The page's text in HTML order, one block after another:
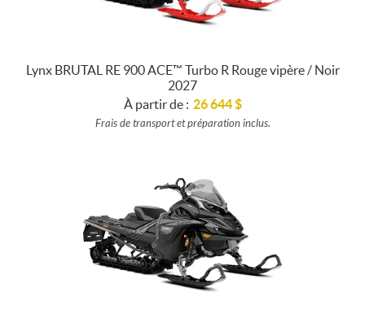
Lynx BRUTAL RE 900 ACE™ Turbo R Rouge vipère / Noir
2027
À partir de : 26 644$
Frais de transport et préparation inclus.